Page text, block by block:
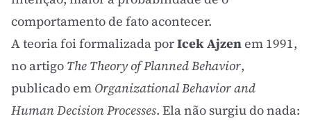
comportamento de fato acontecer.
A teoria foi formalizada porIcek Ajzenem 1991,
no artigo The Theory of Planned Behavior,
publicado em Organizational Behavior and
Human Decision Processes. Ela não surgiu do nada: